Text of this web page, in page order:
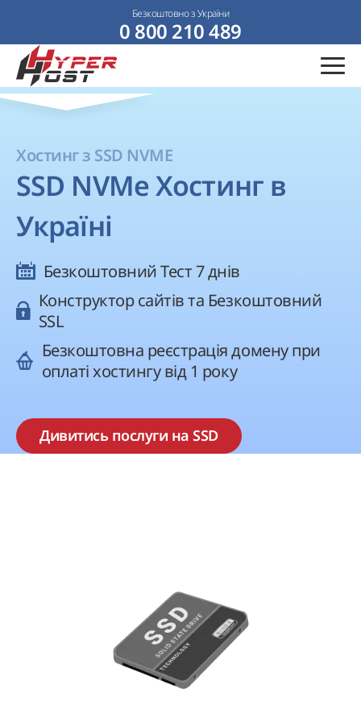
Безкоштовно з України
0 800 210 489
Хостинг з SSD NVME
SSD NVMe Хостинг в
Україні
Безкоштовний Тест 7 днів
Конструктор сайтів та Безкоштовний
SSL
Безкоштовна реєстрація домену при
оплаті хостингу від 1 року
Дивитись послуги на SSD